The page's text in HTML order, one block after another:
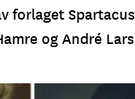
forlaget
og André